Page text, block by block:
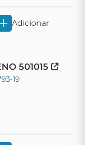
501015
19
Adicionar